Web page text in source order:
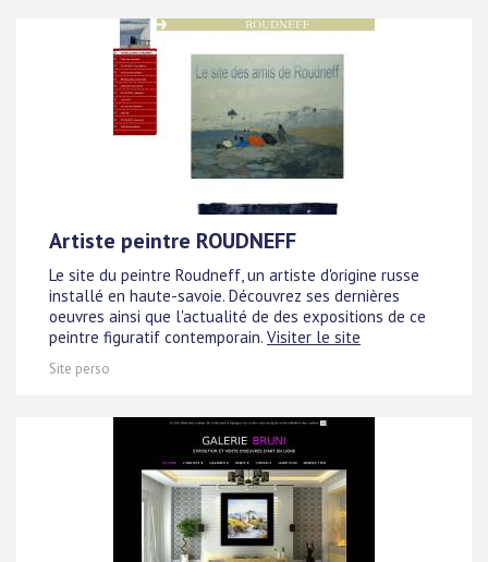
Artiste peintre ROUDNEFF
Le site du peintre Roudneff, un artiste d'origine russe
installé en haute-savoie. Découvrez ses dernières
oeuvres ainsi que l'actualité de des expositions de ce
peintre figuratif contemporain. Visiter le site
Site perso